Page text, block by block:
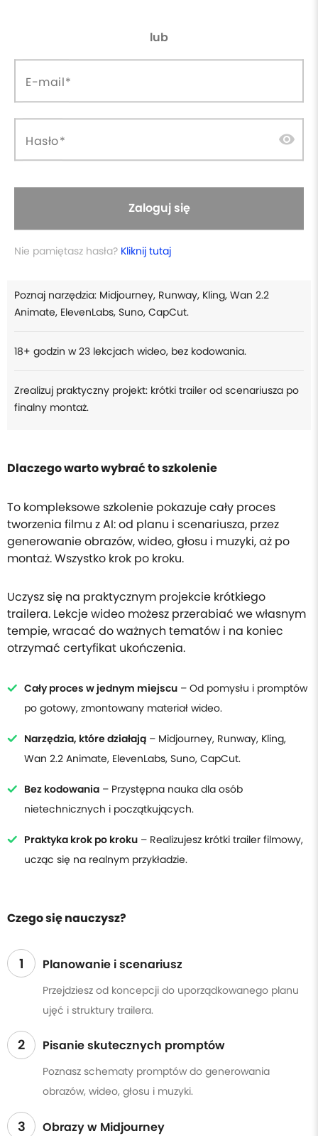
lub
E-mail
Hasło visibility
Zaloguj się
Nie pamiętasz hasła? Kliknij tutaj
W cenie szkolenia otrzymasz
calendar_clockchcesz
licenseCertyfikat ukończenia
forum database_upload
Przejdź cały proces filmu z AI: od pomysłu po montaż.
Poznaj narzędzia: Midjourney, Runway, Kling, Wan 2.2
Animate, ElevenLabs, Suno, CapCut.
18+ godzin w 23 lekcjach wideo, bez kodowania.
Zrealizuj praktyczny projekt: krótki trailer od scenariusza po
finalny montaż.
Dlaczego warto wybrać to szkolenie
To kompleksowe szkolenie pokazuje cały proces
tworzenia filmu z AI: od planu i scenariusza, przez
generowanie obrazów, wideo, głosu i muzyki, aż po
montaż. Wszystko krok po kroku.
Uczysz się na praktycznym projekcie krótkiego
trailera. Lekcje wideo możesz przerabiać we własnym
tempie, wracać do ważnych tematów i na koniec
otrzymać certyfikat ukończenia.
Cały proces w jednym miejscu – Od pomysłu i promptów
po gotowy, zmontowany materiał wideo.
Narzędzia, które działają – Midjourney, Runway, Kling,
Wan 2.2 Animate, ElevenLabs, Suno, CapCut.
Bez kodowania – Przystępna nauka dla osób
nietechnicznych i początkujących.
Praktyka krok po kroku – Realizujesz krótki trailer filmowy,
ucząc się na realnym przykładzie.
Czego się nauczysz?
1 Planowanie i scenariusz
Przejdziesz od koncepcji do uporządkowanego planu
ujęć i struktury trailera.
2 Pisanie skutecznych promptów
Poznasz schematy promptów do generowania
obrazów, wideo, głosu i muzyki.
3 Obrazy w Midjourney